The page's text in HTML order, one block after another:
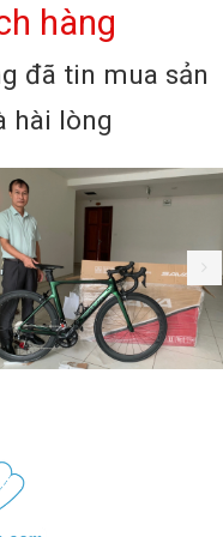
hàng
đã tin mua sản
hài lòng